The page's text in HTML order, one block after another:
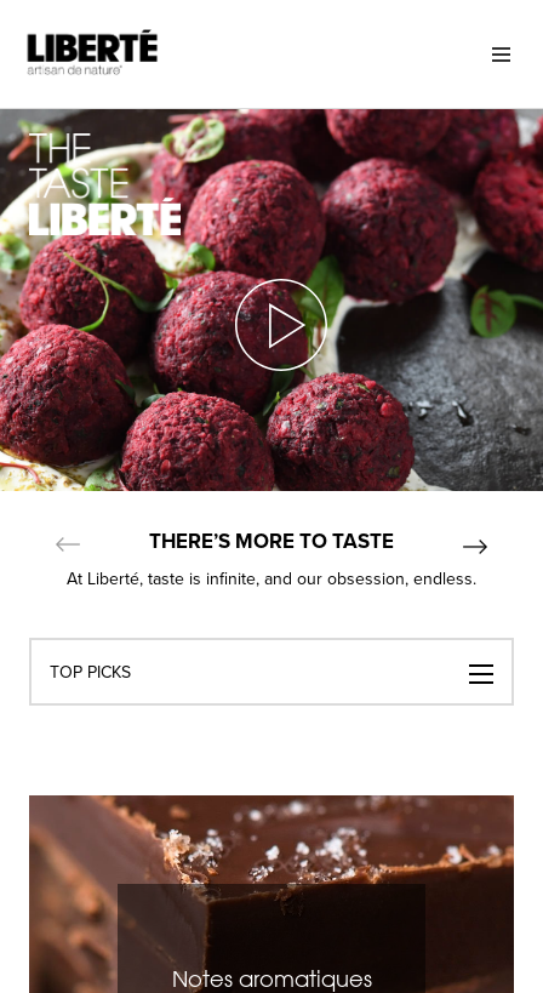
THERE’S MORE TO TASTE
At Liberté, taste is infinite, and our obsession, endless.
catégories
TOP PICKS
Notes aromatiques